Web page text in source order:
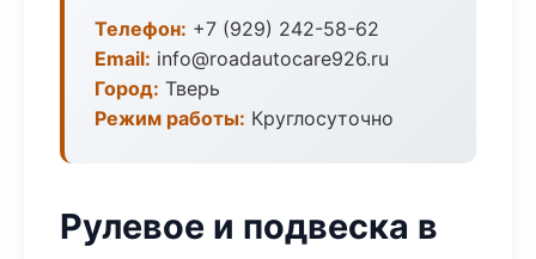
Телефон: +7 (929) 242-58-62
Email: info@roadautocare926.ru
Город: Тверь
Режим работы: Круглосуточно
Рулевое и подвеска в